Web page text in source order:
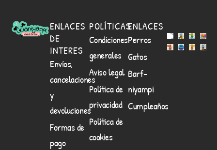
ENLACES
DE
INTERES
Envíos,
cancelaciones
y
devoluciones
Formas de
pago
POLÍTICAS
Condiciones
generales
Aviso legal
Política de
privacidad
Política de
cookies
ENLACES
Perros
Gatos
Barf-
niyampi
Cumpleaños